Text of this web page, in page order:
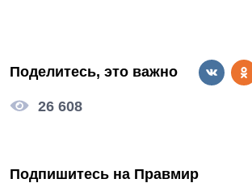
Поделитесь, это важно
26 608
Подпишитесь на Правмир